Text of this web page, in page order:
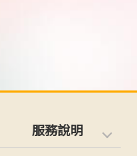
服務說明